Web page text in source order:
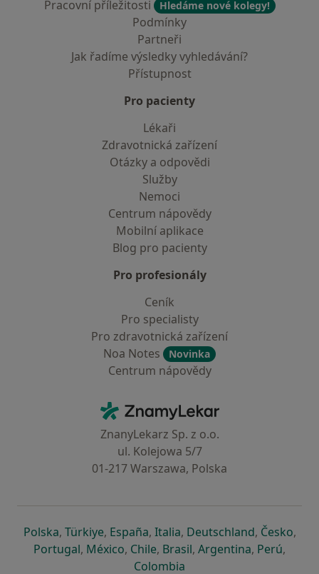
Pracovní příležitosti
Hledáme nové kolegy!
Podmínky
Partneři
Jak řadíme výsledky vyhledávání?
Přístupnost
Pro pacienty
Lékaři
Zdravotnická zařízení
Otázky a odpovědi
Služby
Nemoci
Centrum nápovědy
Mobilní aplikace
Blog pro pacienty
Pro profesionály
Ceník
Pro specialisty
Pro zdravotnická zařízení
Noa Notes
Novinka
Centrum nápovědy
ZnamyLekar - Hlavní stránka
ZnanyLekarz Sp. z o.o.
ul. Kolejowa 5/7
01-217 Warszawa, Polska
Polskase otevře v nové záložce
, Türkiyese otevře v nové záložce
, Españase otevře v nové záložce
, Italiase otevře v nové záložce
, Deutschlandse otevře v
, Českose
,
Portugalse otevře v nové záložce
, Méxicose otevře v nové záložce
, Chilese otevře v nové záložce
, Brasilse otevře v nové
, Argentinase otevře v
, Perúse
,
Colombia